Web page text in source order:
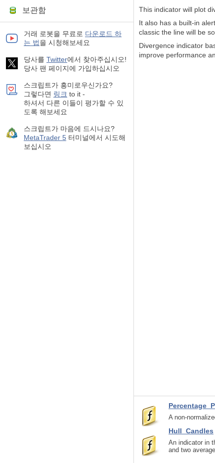
보관함
거래 로봇을 무료로 다운로드 하
는 법을 시청해보세요
당사를 Twitter에서 찾아주십시오!
당사 팬 페이지에 가입하십시오
스크립트가 흥미로우신가요?
그렇다면 링크 to it -
하셔서 다른 이들이 평가할 수 있
도록 해보세요
스크립트가 마음에 드시나요?
MetaTrader 5 터미널에서 시도해
보십시오
This indicator will plot
It also has a built-in
classic the line will be
Divergence indicator
improve performance
A non-
Hull_Candles
An indicator in
and two